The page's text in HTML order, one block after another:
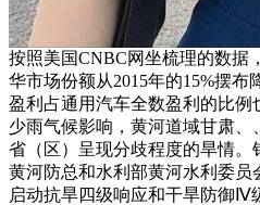
按照美国CNBC网坐梳理的数据
华市场份额从2015年的15%摆布
盈利占通用汽车全数盈利的比
少雨气候影响，黄河道域甘肃
省（区）呈现分歧程度的旱情。
黄河防总和水利部黄河水利委
启动抗旱四级响应和干旱防御Ⅳ